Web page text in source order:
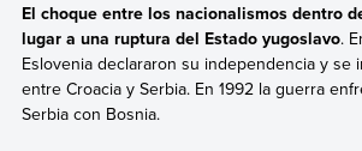
El choque entre los nacionalismos dentro
lugar a una ruptura del Estado yugoslavo.
Eslovenia declararon su independencia y se
entre Croacia y Serbia. En 1992 la guerra
Serbia con Bosnia.